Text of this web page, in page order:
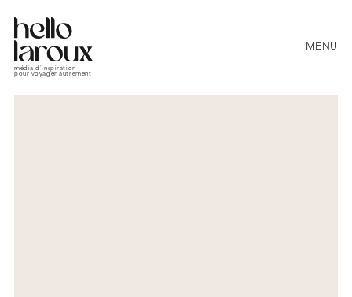
média d’inspiration
pour voyager autrement
MENU